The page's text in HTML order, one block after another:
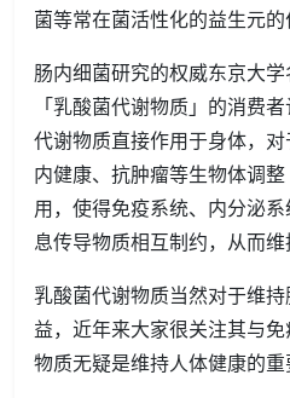
菌等常在菌活性化的益生元的
肠内细菌研究的权威东京大
「乳酸菌代谢物质」的消费
代谢物质直接作用于身体，
内健康、抗肿瘤等生物体调
用，使得免疫系统、内分泌
息传导物质相互制约，从而维
乳酸菌代谢物质当然对于维
益，近年来大家很关注其与
物质无疑是维持人体健康的重